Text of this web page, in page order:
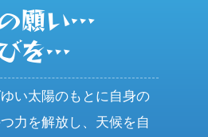
願い…
を…
い太陽のもとに自身の
力を解放し、天候を自